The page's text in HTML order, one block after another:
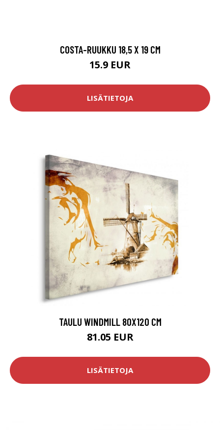
COSTA-RUUKKU 18,5 X 19 CM
15.9 EUR
LISÄTIETOJA
TAULU WINDMILL 80X120 CM
81.05 EUR
LISÄTIETOJA